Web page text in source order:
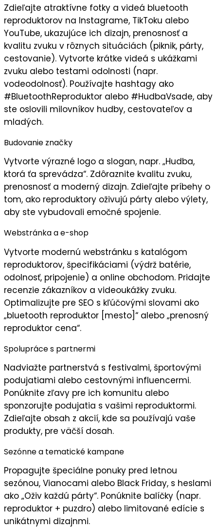
Zdieľajte atraktívne fotky a videá bluetooth
reproduktorov na Instagrame, TikToku alebo
YouTube, ukazujúce ich dizajn, prenosnosť a
kvalitu zvuku v rôznych situáciách (piknik, párty,
cestovanie). Vytvorte krátke videá s ukážkami
zvuku alebo testami odolnosti (napr.
vodeodolnosť). Používajte hashtagy ako
#BluetoothReproduktor alebo #HudbaVsade, aby
ste oslovili milovníkov hudby, cestovateľov a
mladých.
Budovanie značky
Vytvorte výrazné logo a slogan, napr. „Hudba,
ktorá ťa sprevádza“. Zdôraznite kvalitu zvuku,
prenosnosť a moderný dizajn. Zdieľajte príbehy o
tom, ako reproduktory oživujú párty alebo výlety,
aby ste vybudovali emočné spojenie.
Webstránka a e-shop
Vytvorte modernú webstránku s katalógom
reproduktorov, špecifikáciami (výdrž batérie,
odolnosť, pripojenie) a online obchodom. Pridajte
recenzie zákazníkov a videoukážky zvuku.
Optimalizujte pre SEO s kľúčovými slovami ako
„bluetooth reproduktor [mesto]“ alebo „prenosný
reproduktor cena“.
Spolupráce s partnermi
Nadviažte partnerstvá s festivalmi, športovými
podujatiami alebo cestovnými influencermi.
Ponúknite zľavy pre ich komunitu alebo
sponzorujte podujatia s vašimi reproduktormi.
Zdieľajte obsah z akcií, kde sa používajú vaše
produkty, pre väčší dosah.
Sezónne a tematické kampane
Propagujte špeciálne ponuky pred letnou
sezónou, Vianocami alebo Black Friday, s heslami
ako „Oživ každú párty“. Ponúknite balíčky (napr.
reproduktor + puzdro) alebo limitované edície s
unikátnymi dizajnmi.